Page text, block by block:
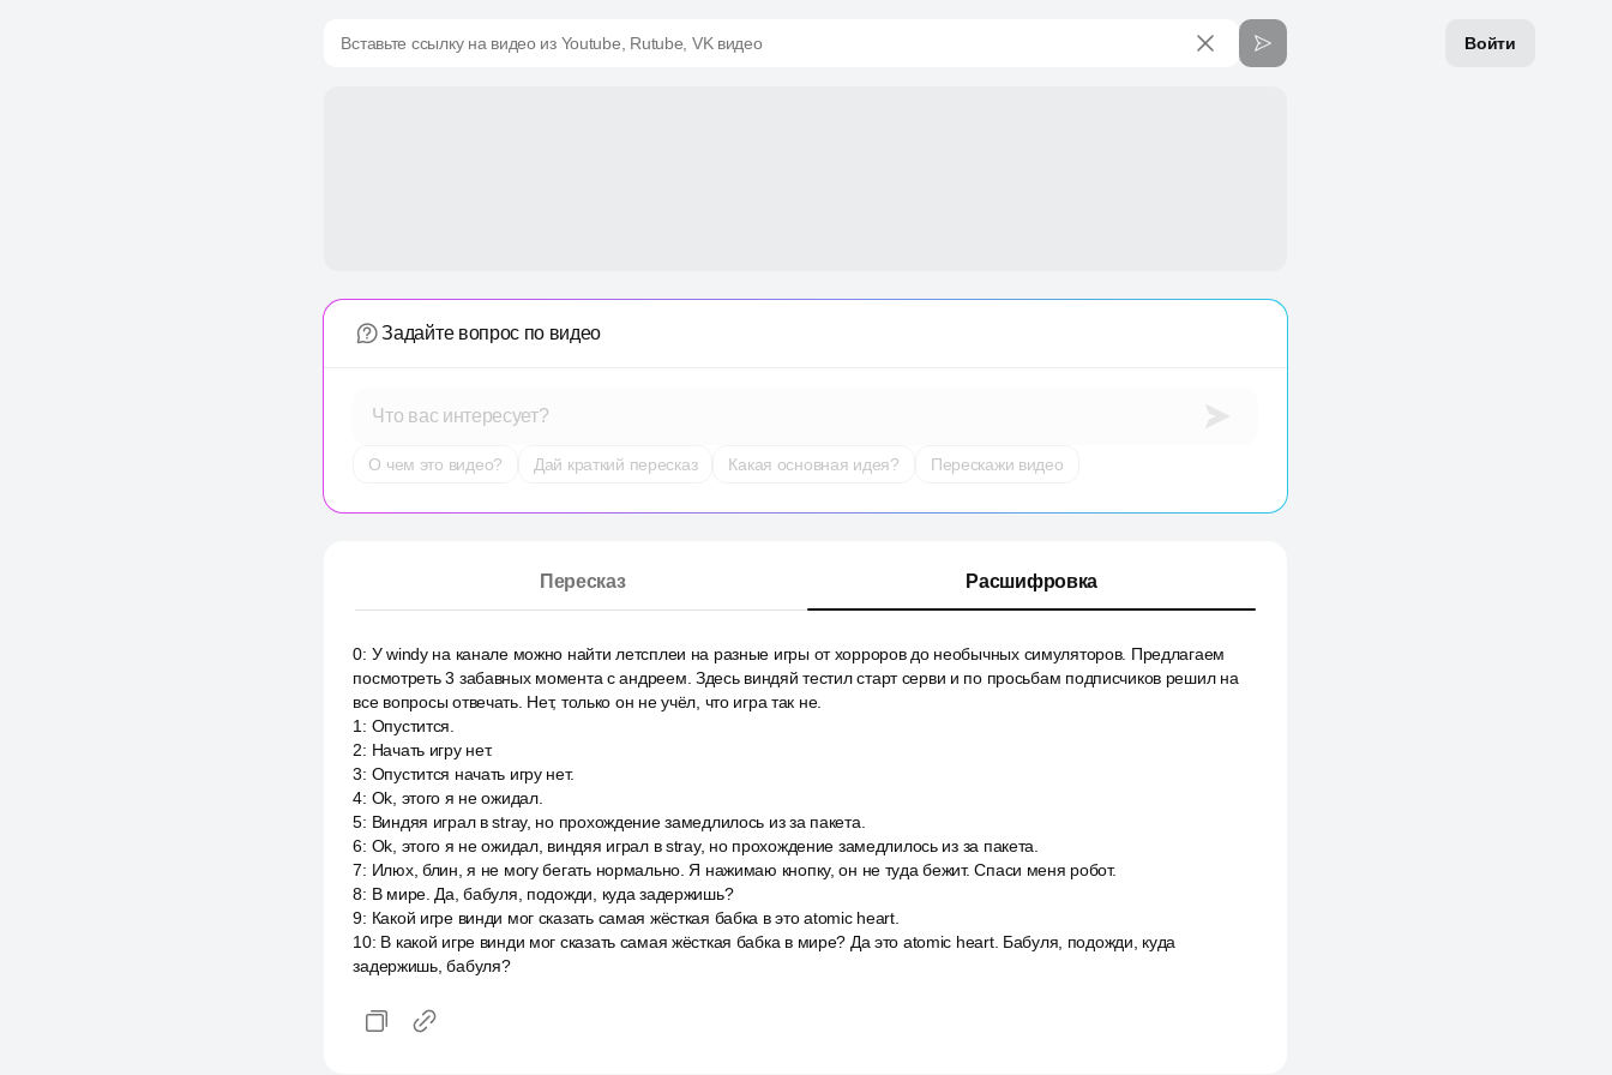
Войти
Вставьте ссылку на видео из Youtube, Rutube, VK видео
Задайте вопрос по видео
Что вас интересует?
О чем это видео? Дай краткий пересказ Какая основная идея? Перескажи видео
Пересказ Расшифровка
0: У windy на канале можно найти летсплеи на разные игры от хорроров до необычных симуляторов. Предлагаем
посмотреть 3 забавных момента с андреем. Здесь виндяй тестил старт серви и по просьбам подписчиков решил на
все вопросы отвечать. Нет, только он не учёл, что игра так не.
1 : Опустится.
2: Начать игру нет.
3: Опустится начать игру нет.
4: Ok, этого я не ожидал.
5: Виндяя играл в stray, но прохождение замедлилось из за пакета.
6: Ok, этого я не ожидал, виндяя играл в stray, но прохождение замедлилось из за пакета.
7: Илюх, блин, я не могу бегать нормально. Я нажимаю кнопку, он не туда бежит. Спаси меня робот.
8: В мире. Да, бабуля, подожди, куда задержишь?
9: Какой игре винди мог сказать самая жёсткая бабка в это atomic heart.
10: В какой игре винди мог сказать самая жёсткая бабка в мире? Да это atomic heart. Бабуля, подожди, куда
задержишь, бабуля?